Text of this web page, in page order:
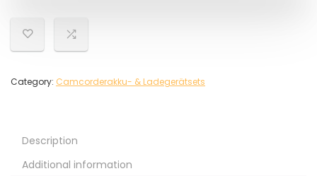
Category: Camcorderakku- & Ladegerätsets
Description
Additional information